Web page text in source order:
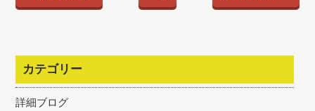
カテゴリー
詳細ブログ